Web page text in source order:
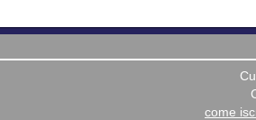
come